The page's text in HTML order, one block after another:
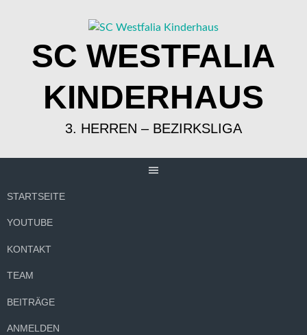
SC WESTFALIA
KINDERHAUS
3. HERREN – BEZIRKSLIGA
STARTSEITE
YOUTUBE
KONTAKT
TEAM
BEITRÄGE
ANMELDEN